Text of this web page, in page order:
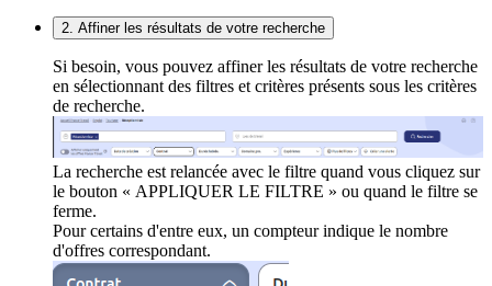
2. Affiner les résultats de votre recherche
Si besoin, vous pouvez affiner les résultats de votre recherche
en sélectionnant des filtres et critères présents sous les critères
de recherche.
La recherche est relancée avec le filtre quand vous cliquez sur
le bouton « APPLIQUER LE FILTRE » ou quand le filtre se
ferme.
Pour certains d'entre eux, un compteur indique le nombre
d'offres correspondant.